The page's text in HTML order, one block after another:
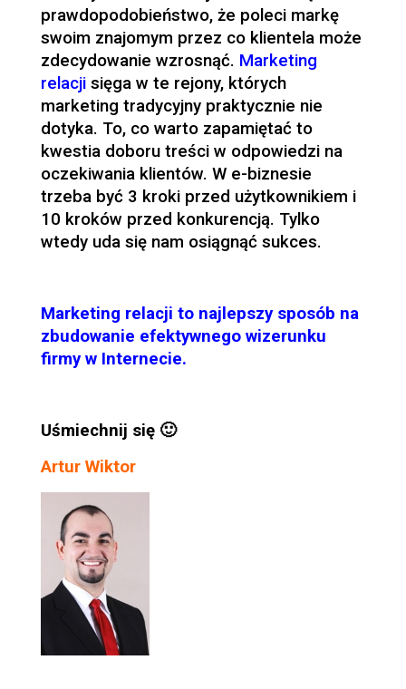
prawdopodobieństwo, że poleci markę
swoim znajomym przez co klientela może
zdecydowanie wzrosnąć. Marketing
relacjisięga w te rejony, których
marketing tradycyjny praktycznie nie
dotyka. To, co warto zapamiętać to
kwestia doboru treści w odpowiedzi na
oczekiwania klientów. W e-biznesie
trzeba być 3 kroki przed użytkownikiem i
10 kroków przed konkurencją. Tylko
wtedy uda się nam osiągnąć sukces.
Marketing relacji to najlepszy sposób na
zbudowanie efektywnego wizerunku
firmy w Internecie.
Uśmiechnij się 🙂
Artur Wiktor